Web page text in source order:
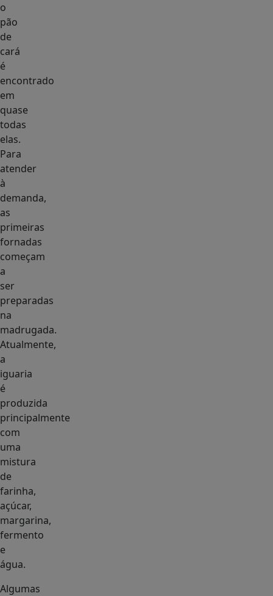
o
pão
de
cará
é
encontrado
em
quase
todas
elas.
Para
atender
à
demanda,
as
primeiras
fornadas
começam
a
ser
preparadas
na
madrugada.
Atualmente,
a
iguaria
é
produzida
principalmente
com
uma
mistura
de
farinha,
açúcar,
margarina,
fermento
e
água.
Algumas